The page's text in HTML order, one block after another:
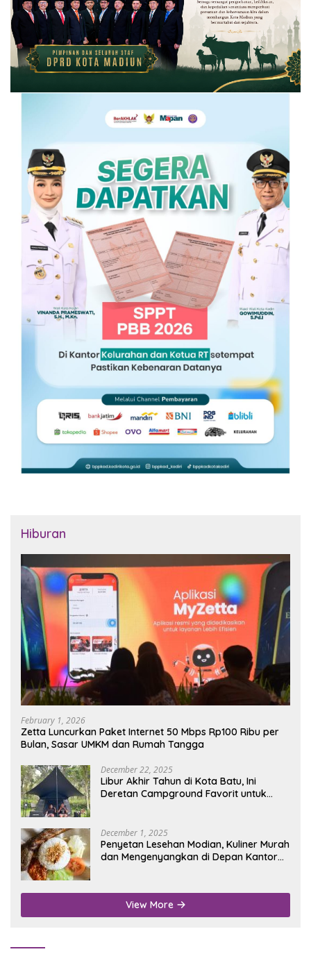
Hiburan
February 1, 2026
Zetta Luncurkan Paket Internet 50 Mbps Rp100 Ribu per
Bulan, Sasar UMKM dan Rumah Tangga
December 22, 2025
Libur Akhir Tahun di Kota Batu, Ini
Deretan Campground Favorit untuk
December 1, 2025
Penyetan Lesehan Modian, Kuliner Murah
dan Mengenyangkan di Depan Kantor
View More